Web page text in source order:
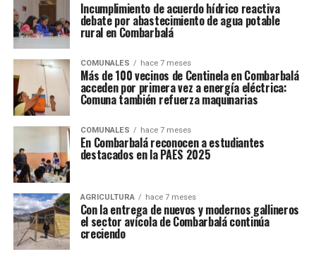
Incumplimiento de acuerdo hídrico reactiva
debate por abastecimiento de agua potable
rural en Combarbalá
COMUNALES hace 7 meses
Más de 100 vecinos de Centinela en Combarbalá
acceden por primera vez a energía eléctrica:
Comuna también refuerza maquinarias
COMUNALES hace 7 meses
En Combarbalá reconocen a estudiantes
destacados en la PAES 2025
AGRICULTURA hace 7 meses
Con la entrega de nuevos y modernos gallineros
el sector avícola de Combarbalá continúa
creciendo